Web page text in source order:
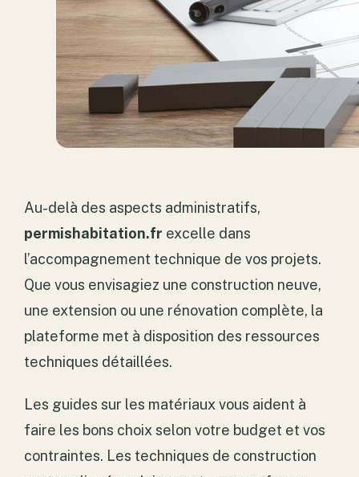
Au-delà des aspects administratifs,
permishabitation.fr excelle dans
l’accompagnement technique de vos projets.
Que vous envisagiez une construction neuve,
une extension ou une rénovation complète, la
plateforme met à disposition des ressources
techniques détaillées.
Les guides sur les matériaux vous aident à
faire les bons choix selon votre budget et vos
contraintes. Les techniques de construction